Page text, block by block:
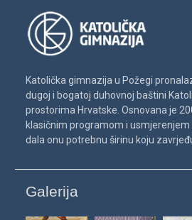
Katolička gimnazija u Požegi
dugoj i bogatoj duhovnoj baštini
prostorima Hrvatske. Osnovana je
klasičnim programom i
dala onu potrebnu širinu koju
Galerija